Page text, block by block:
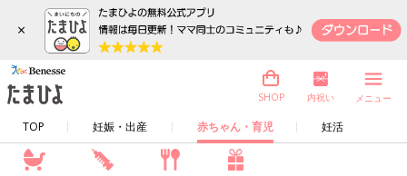
×
TOP 妊娠・出産 赤ちゃん・育児 妊活
SHOP 内祝い メニュー